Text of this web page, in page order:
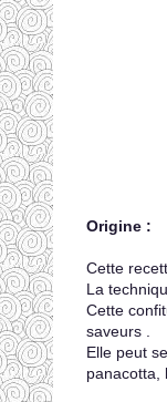
Origine :
Cette
La
Cette
saveurs .
Elle peut
panacotta,